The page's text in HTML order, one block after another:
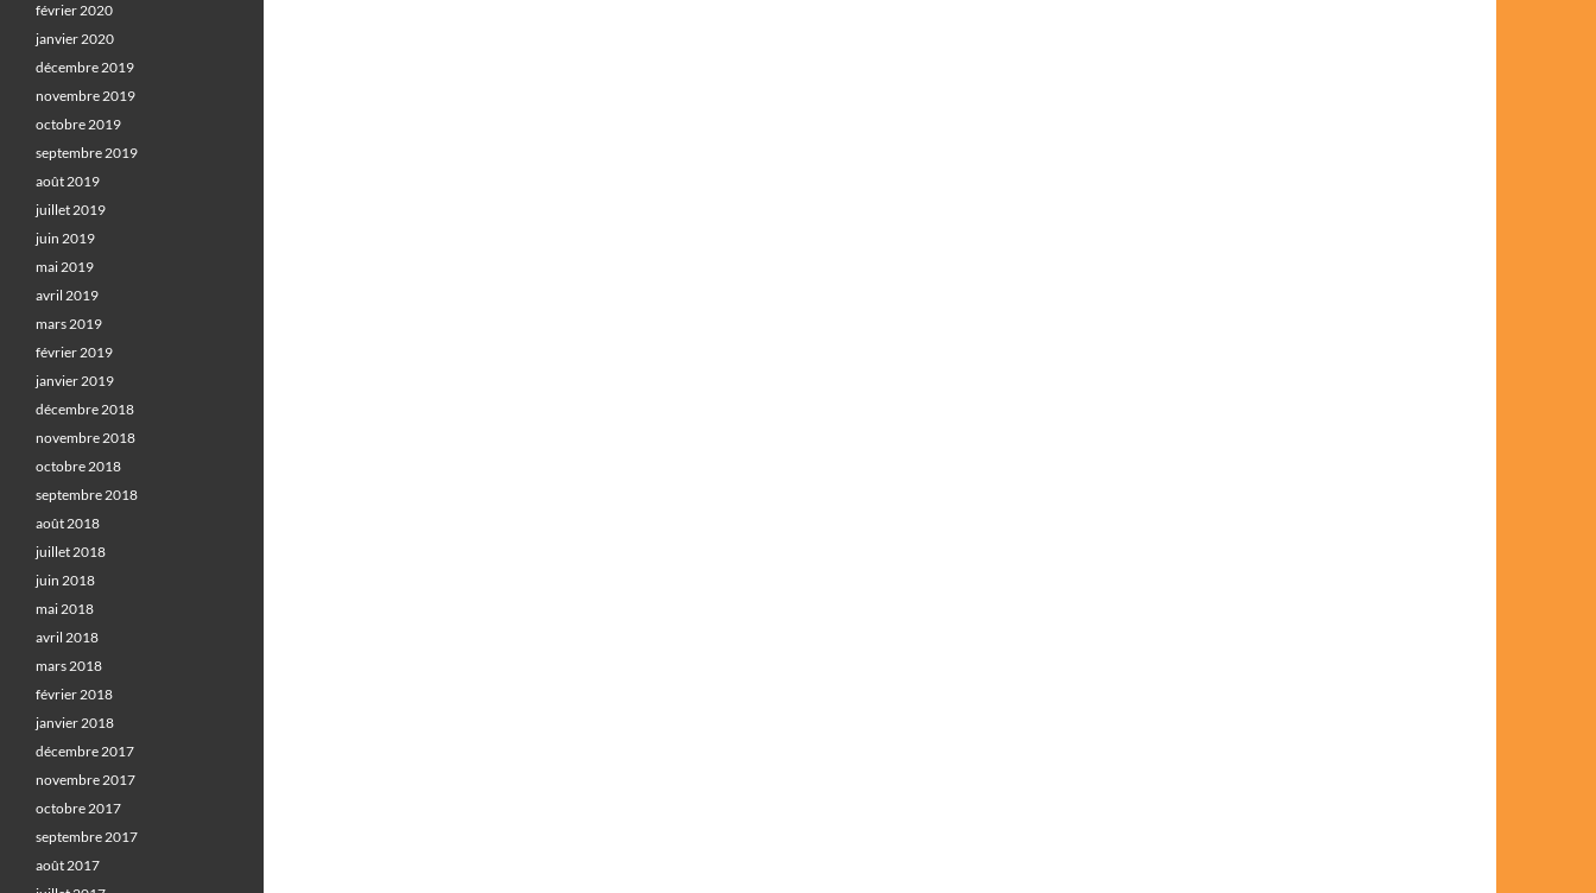
février 2020
janvier 2020
décembre 2019
novembre 2019
octobre 2019
septembre 2019
août 2019
juillet 2019
juin 2019
mai 2019
avril 2019
mars 2019
février 2019
janvier 2019
décembre 2018
novembre 2018
octobre 2018
septembre 2018
août 2018
juillet 2018
juin 2018
mai 2018
avril 2018
mars 2018
février 2018
janvier 2018
décembre 2017
novembre 2017
octobre 2017
septembre 2017
août 2017